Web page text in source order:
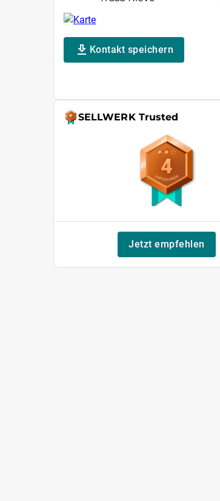
Kontakt speichern
SELLWERK Trusted
4
Jetzt empfehlen